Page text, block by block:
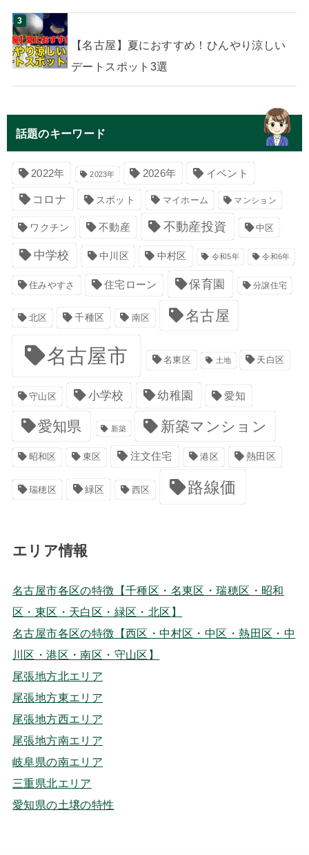
【名古屋】夏におすすめ！ひんやり涼しい
デートスポット3選
話題のキーワード
2022年 2023年 2026年 イベント
コロナ スポット マイホーム マンション
ワクチン 不動産 不動産投資 中区
中学校 中川区 中村区 令和5年 令和6年
住みやすさ 住宅ローン 保育園 分譲住宅
北区 千種区 南区 名古屋
名古屋市 名東区 土地 天白区
守山区 小学校 幼稚園 愛知
愛知県 新築 新築マンション
昭和区 東区 注文住宅 港区 熱田区
瑞穂区 緑区 西区 路線価
エリア情報
名古屋市各区の特徴【千種区・名東区・瑞穂区・昭和
区・東区・天白区・緑区・北区】
名古屋市各区の特徴【西区・中村区・中区・熱田区・中
川区・港区・南区・守山区】
尾張地方北エリア
尾張地方東エリア
尾張地方西エリア
尾張地方南エリア
岐阜県の南エリア
三重県北エリア
愛知県の土壌の特性